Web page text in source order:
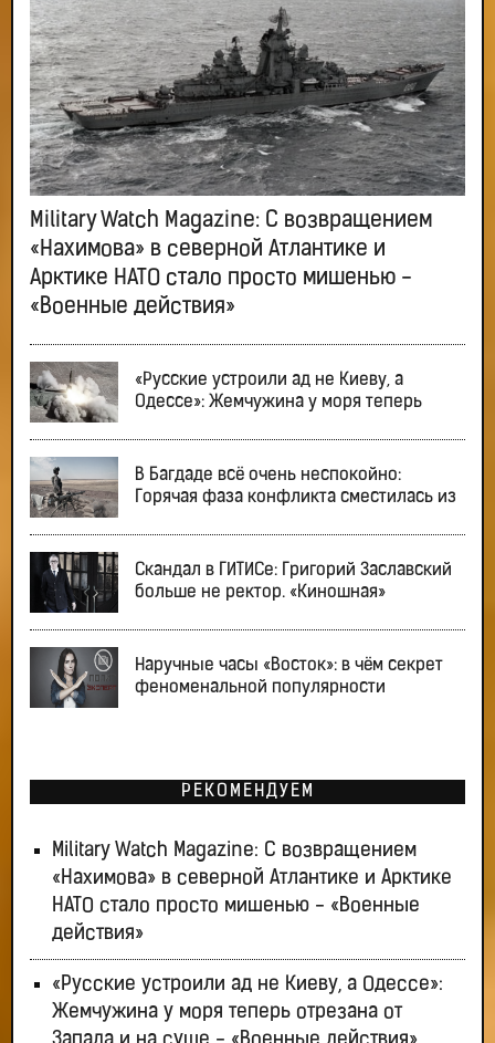
Military Watch Magazine: С возвращением
«Нахимова» в северной Атлантике и
Арктике НАТО стало просто мишенью -
«Военные действия»
«Русские устроили ад не Киеву, а
Одессе»: Жемчужина у моря теперь
В Багдаде всё очень неспокойно:
Горячая фаза конфликта сместилась из
Скандал в ГИТИСе: Григорий Заславский
больше не ректор. «Киношная»
Наручные часы «Восток»: в чём секрет
феноменальной популярности
РЕКОМЕНДУЕМ
Military Watch Magazine: С возвращением
«Нахимова» в северной Атлантике и Арктике
НАТО стало просто мишенью - «Военные
действия»
«Русские устроили ад не Киеву, а Одессе»:
Жемчужина у моря теперь отрезана от